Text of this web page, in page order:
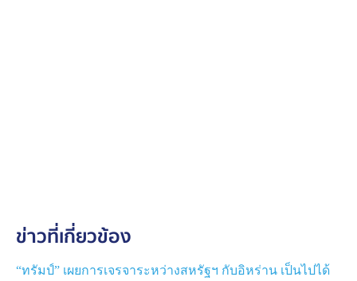
ขณะที่ “อิตามาร์ เบน-กวีร์” รัฐมนตรีว่าการกระทรวงความ
ปฏิเสธคำขอของ “โดนัลด์ ทรัมป์” แล้วเดินหน้าโจมตี
ข่าวที่เกี่ยวข้อง
“ทรัมป์” เผยการเจรจาระหว่างสหรัฐฯ กับอิหร่าน เป็นไปได้